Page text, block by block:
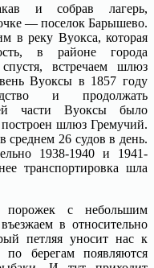
и собрав лагерь,
— поселок Барышево.
в реку Вуокса, которая
в районе города
встречаем шлюз
Вуоксы в 1857 году
и продолжать
части Вуоксы было
шлюз Гремучий.
среднем 26 судов в день.
1938-1940 и 1941-
транспортировка шла
порожек с небольшим
в относительно
петляя уносит нас к
по берегам появляются